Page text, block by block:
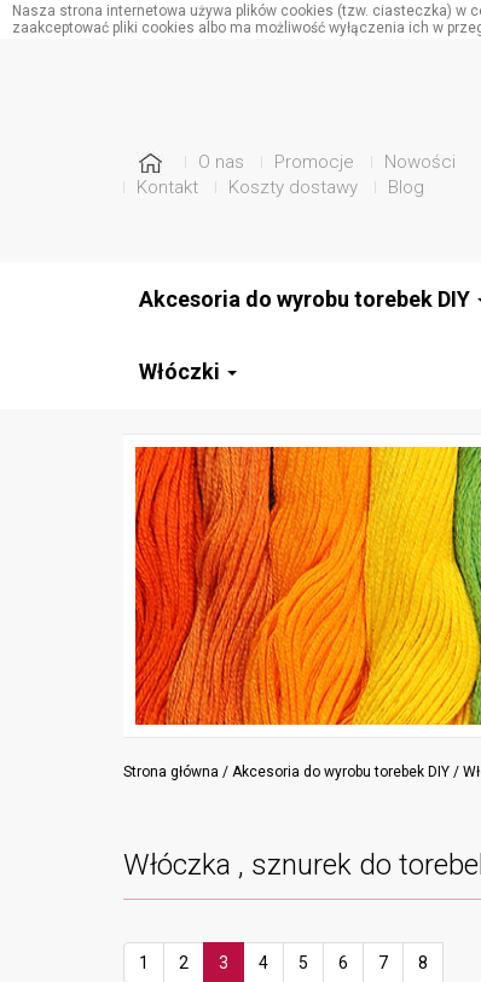
Nasza strona internetowa używa plików cookies (tzw. ciasteczka)
zaakceptować pliki cookies albo ma możliwość wyłączenia ich w
O nas Promocje
Nowości
Kontakt
Koszty dostawy Blog
Akcesoria do wyrobu torebek DIY
Włóczki
Strona główna / Akcesoria do wyrobu torebek DIY /
Włóczka , sznurek do
1 2 3 4 5 6 7 8